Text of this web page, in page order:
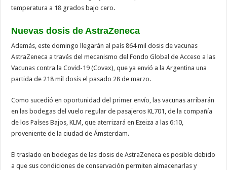
temperatura a 18 grados bajo cero.
Nuevas dosis de AstraZeneca
Además, este domingo llegarán al país 864 mil dosis de vacunas
AstraZeneca a través del mecanismo del Fondo Global de Acceso a las
Vacunas contra la Covid-19 (Covax), que ya envió a la Argentina una
partida de 218 mil dosis el pasado 28 de marzo.
Como sucedió en oportunidad del primer envío, las vacunas arribarán
en las bodegas del vuelo regular de pasajeros KL701, de la compañía
de los Países Bajos, KLM, que aterrizará en Ezeiza a las 6:10,
proveniente de la ciudad de Ámsterdam.
El traslado en bodegas de las dosis de AstraZeneca es posible debido
a que sus condiciones de conservación permiten almacenarlas y